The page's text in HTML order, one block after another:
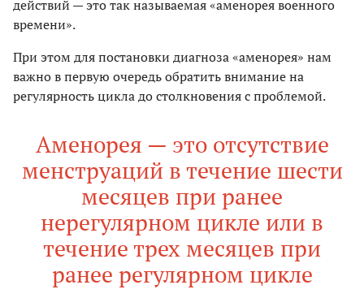
действий — это так называемая «аменорея военного
времени».
При этом для постановки диагноза «аменорея» нам
важно в первую очередь обратить внимание на
регулярность цикла до столкновения с проблемой.
Аменорея — это отсутствие
менструаций в течение шести
месяцев при ранее
нерегулярном цикле или в
течение трех месяцев при
ранее регулярном цикле